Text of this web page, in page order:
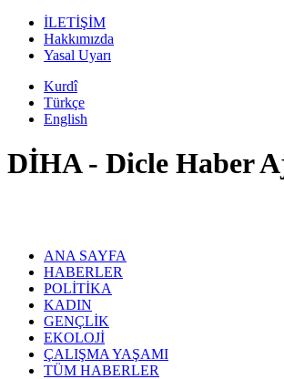
İLETİŞİM
Hakkımızda
Yasal Uyarı
Kurdî
Türkçe
English
DİHA - Dicle Haber
ANA SAYFA
HABERLER
POLİTİKA
KADIN
GENÇLİK
EKOLOJİ
ÇALIŞMA YAŞAMI
TÜM HABERLER